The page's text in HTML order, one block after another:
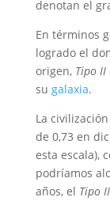
denotan el
En términos
logrado el
origen, Tipo II
su galaxia.
La
de 0,73 en
esta escala),
podríamos
años, el Tipo II